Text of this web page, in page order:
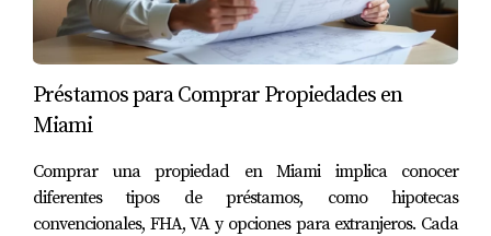
Puedes empezar investigando las opciones disponibles
en tu área y contactando a un asesor financiero o agente
Como experto en financiamiento inmobiliario, he
navegar por este proceso complicado. Si tienes
preguntas o necesitas asesoría personalizada, no dudes
Préstamos para Comprar Propiedades en
Miami
Comprar una propiedad en Miami implica conocer
diferentes tipos de préstamos, como hipotecas
convencionales, FHA, VA y opciones para extranjeros. Cada